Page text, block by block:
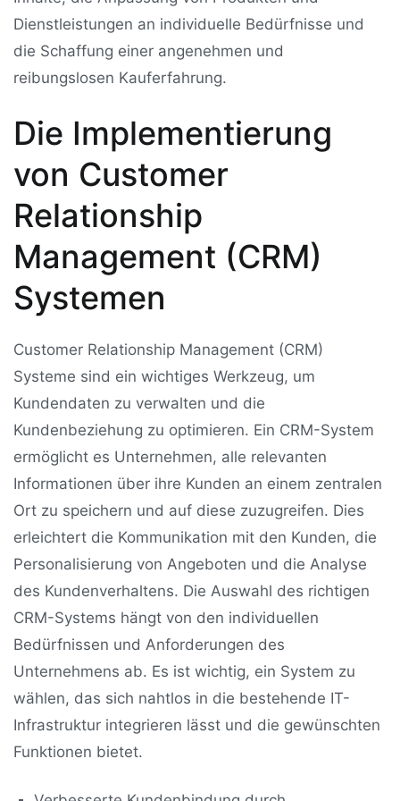
Dienstleistungen an individuelle Bedürfnisse und
die Schaffung einer angenehmen und
reibungslosen Kauferfahrung.
Die Implementierung
von Customer
Relationship
Management (CRM)
Systemen
Customer Relationship Management (CRM)
Systeme sind ein wichtiges Werkzeug, um
Kundendaten zu verwalten und die
Kundenbeziehung zu optimieren. Ein CRM-System
ermöglicht es Unternehmen, alle relevanten
Informationen über ihre Kunden an einem zentralen
Ort zu speichern und auf diese zuzugreifen. Dies
erleichtert die Kommunikation mit den Kunden, die
Personalisierung von Angeboten und die Analyse
des Kundenverhaltens. Die Auswahl des richtigen
CRM-Systems hängt von den individuellen
Bedürfnissen und Anforderungen des
Unternehmens ab. Es ist wichtig, ein System zu
wählen, das sich nahtlos in die bestehende IT-
Infrastruktur integrieren lässt und die gewünschten
Funktionen bietet.